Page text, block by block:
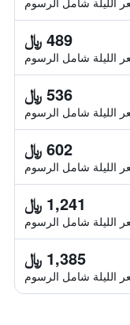
489 ﷼
الليلة شامل الرسوم
536 ﷼
الليلة شامل الرسوم
602 ﷼
الليلة شامل الرسوم
1,241 ﷼
الليلة شامل الرسوم
1,385 ﷼
الليلة شامل الرسوم